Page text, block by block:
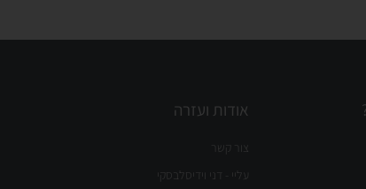
אודות ועזרה
צור קשר
עליי - דני וידיסלבסקי